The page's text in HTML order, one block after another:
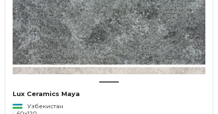
Lux Ceramics Maya
Узбекистан